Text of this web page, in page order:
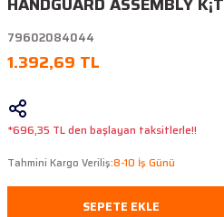
79602084044
1.392,69 TL
*696,35 TL den başlayan taksitlerle!!
Tahmini Kargo Veriliş:8-10 İş Günü
SEPETE EKLE